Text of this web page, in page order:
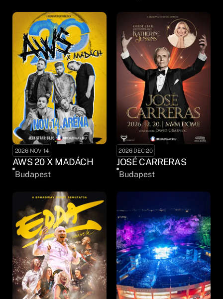
2026 NOV 14
AWS 20 X MADÁCH
Budapest
2026 DEC 20
JOSÉ CARRERAS
Budapest